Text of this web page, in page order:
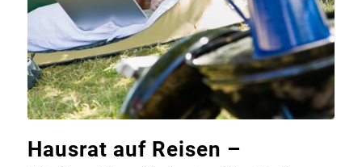
Hausrat auf Reisen –